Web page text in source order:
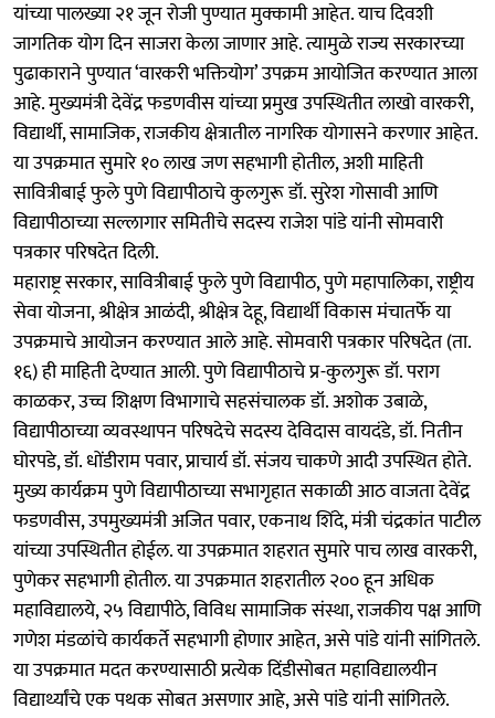
यांच्या पालख्या २१ जून रोजी पुण्यात मुक्कामी आहेत. याच दिवशी
जागतिक योग दिन साजरा केला जाणार आहे. त्यामुळे राज्य सरकारच्या
पुढाकाराने पुण्यात ‘वारकरी भक्तियोग’ उपक्रम आयोजित करण्यात आला
आहे. मुख्यमंत्री देवेंद्र फडणवीस यांच्या प्रमुख उपस्थितीत लाखो वारकरी,
विद्यार्थी, सामाजिक, राजकीय क्षेत्रातील नागरिक योगासने करणार आहेत.
या उपक्रमात सुमारे १० लाख जण सहभागी होतील, अशी माहिती
सावित्रीबाई फुले पुणे विद्यापीठाचे कुलगुरू डॉ. सुरेश गोसावी आणि
विद्यापीठाच्या सल्लागार समितीचे सदस्य राजेश पांडे यांनी सोमवारी
पत्रकार परिषदेत दिली.
महाराष्ट्र सरकार, सावित्रीबाई फुले पुणे विद्यापीठ, पुणे महापालिका, राष्ट्रीय
सेवा योजना, श्रीक्षेत्र आळंदी, श्रीक्षेत्र देहू, विद्यार्थी विकास मंचातर्फे या
उपक्रमाचे आयोजन करण्यात आले आहे. सोमवारी पत्रकार परिषदेत (ता.
१६) ही माहिती देण्यात आली. पुणे विद्यापीठाचे प्र-कुलगुरू डॉ. पराग
काळकर, उच्च शिक्षण विभागाचे सहसंचालक डॉ. अशोक उबाळे,
विद्यापीठाच्या व्यवस्थापन परिषदेचे सदस्य देविदास वायदंडे, डॉ. नितीन
घोरपडे, डॉ. धोंडीराम पवार, प्राचार्य डॉ. संजय चाकणे आदी उपस्थित होते.
मुख्य कार्यक्रम पुणे विद्यापीठाच्या सभागृहात सकाळी आठ वाजता देवेंद्र
फडणवीस, उपमुख्यमंत्री अजित पवार, एकनाथ शिंदे, मंत्री चंद्रकांत पाटील
यांच्या उपस्थितीत होईल. या उपक्रमात शहरात सुमारे पाच लाख वारकरी,
पुणेकर सहभागी होतील. या उपक्रमात शहरातील २०० हून अधिक
महाविद्यालये, २५ विद्यापीठे, विविध सामाजिक संस्था, राजकीय पक्ष आणि
गणेश मंडळांचे कार्यकर्ते सहभागी होणार आहेत, असे पांडे यांनी सांगितले.
या उपक्रमात मदत करण्यासाठी प्रत्येक दिंडीसोबत महाविद्यालयीन
विद्यार्थ्यांचे एक पथक सोबत असणार आहे, असे पांडे यांनी सांगितले.